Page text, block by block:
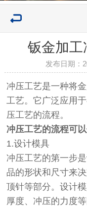
钣金加工
发布日期：
冲压工艺是一种将
工艺。它广泛应用
压工艺的流程。
冲压工艺的流程可
1.设计模具
冲压工艺的第一步
品的形状和尺寸来
顶针等部分。设计
厚度、冲压的力度